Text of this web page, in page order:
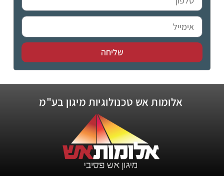
שליחה
אלומות אש טכנולוגיות מיגון בע"מ